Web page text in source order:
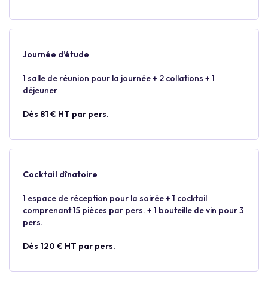
Journée d’étude
1 salle de réunion pour la journée + 2 collations + 1
déjeuner
Dès 81 € HT par pers.
Cocktail dînatoire
1 espace de réception pour la soirée + 1 cocktail
comprenant 15 pièces par pers. + 1 bouteille de vin pour 3
pers.
Dès 120 € HT par pers.